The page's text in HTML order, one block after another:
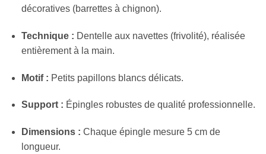
décoratives (barrettes à chignon).
Technique : Dentelle aux navettes (frivolité), réalisée
entièrement à la main.
Motif : Petits papillons blancs délicats.
Support : Épingles robustes de qualité professionnelle.
Dimensions : Chaque épingle mesure 5 cm de
longueur.